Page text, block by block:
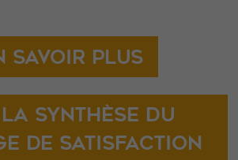
savoir plus
synthèse du
de satisfaction